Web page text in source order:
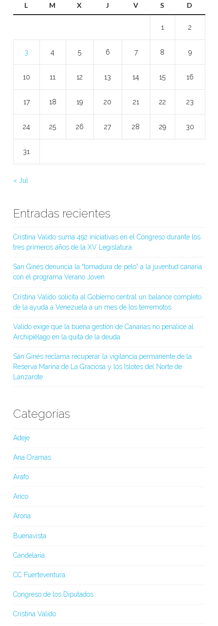
L M X J V S D
1 2
3 4 5 6 7 8 9
10 11 12 13 14 15 16
17 18 19 20 21 22 23
24 25 26 27 28 29 30
31
« Jul
Entradas recientes
Cristina Valido suma 492 iniciativas en el Congreso durante los
tres primeros años de la XV Legislatura
San Ginés denuncia la “tomadura de pelo” a la juventud canaria
con el programa Verano Joven
Cristina Valido solicita al Gobierno central un balance completo
de la ayuda a Venezuela a un mes de los terremotos
Valido exige que la buena gestión de Canarias no penalice al
Archipiélago en la quita de la deuda
San Ginés reclama recuperar la vigilancia permanente de la
Reserva Marina de La Graciosa y los Islotes del Norte de
Lanzarote
Categorías
Adeje
Ana Oramas
Arafo
Arico
Arona
Buenavista
Candelaria
CC Fuerteventura
Congreso de los Diputados
Cristina Valido